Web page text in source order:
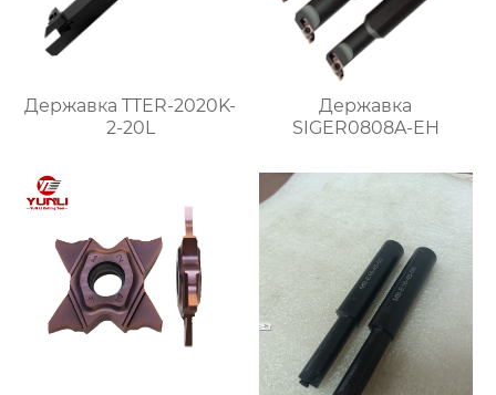
Державка TTER-2020K-
2-20L
Державка
SIGER0808A-EH